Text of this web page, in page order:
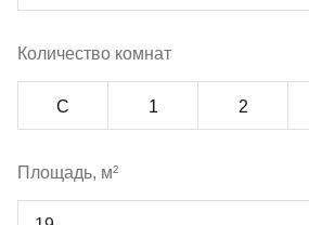
Количество комнат
С 1 2
Площадь, м²